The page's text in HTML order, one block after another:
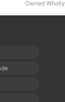
Owned Wholly